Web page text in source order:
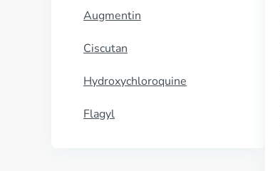
Augmentin
Ciscutan
Hydroxychloroquine
Flagyl